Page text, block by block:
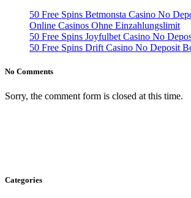
50 Free Spins Betmonsta Casino No
Online Casinos Ohne Einzahlungslimit
50 Free Spins Joyfulbet Casino No
50 Free Spins Drift Casino No Deposit
No Comments
Sorry, the comment form is closed at this time.
Categories